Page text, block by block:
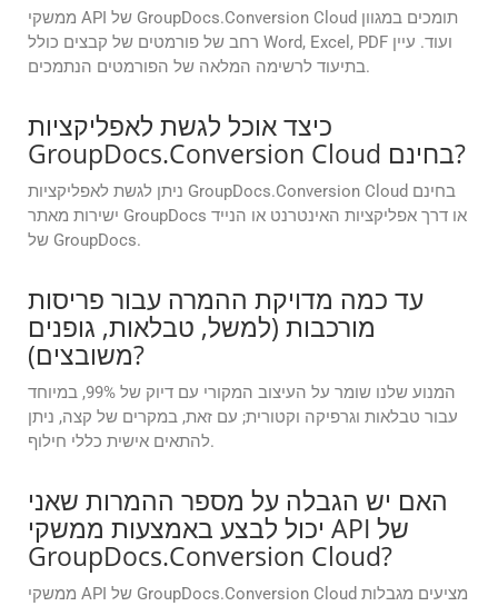
ממשקי API של GroupDocs.Conversion Cloud תומכים במגוון
רחב של פורמטים של קבצים כולל Word, Excel, PDF ועוד. עיין
בתיעוד לרשימה המלאה של הפורמטים הנתמכים.
כיצד אוכל לגשת לאפליקציות
GroupDocs.Conversion Cloud בחינם?
ניתן לגשת לאפליקציות GroupDocs.Conversion Cloud בחינם
ישירות מאתר GroupDocs או דרך אפליקציות האינטרנט או הנייד
של GroupDocs.
עד כמה מדויקת ההמרה עבור פריסות
מורכבות (למשל, טבלאות, גופנים
משובצים)?
המנוע שלנו שומר על העיצוב המקורי עם דיוק של 99%, במיוחד
עבור טבלאות וגרפיקה וקטורית; עם זאת, במקרים של קצה, ניתן
להתאים אישית כללי חילוף.
האם יש הגבלה על מספר ההמרות שאני
יכול לבצע באמצעות ממשקי API של
GroupDocs.Conversion Cloud?
ממשקי API של GroupDocs.Conversion Cloud מציעים מגבלות